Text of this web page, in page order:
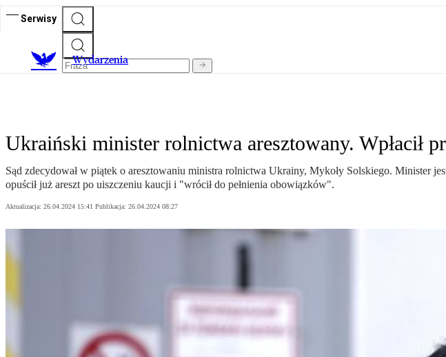
Serwisy
Wydarzenia
Ukraiński minister rolnictwa aresztowany. Wpłacił
Sąd zdecydował w piątek o aresztowaniu ministra rolnictwa Ukrainy, Mykoły Solskiego. Minister
opuścił już areszt po uiszczeniu kaucji i "wrócił do pełnienia obowiązków".
Aktualizacja: 26.04.2024 15:41 Publikacja: 26.04.2024 08:27